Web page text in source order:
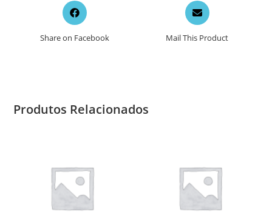
Opens
in
new
Share on Facebook
Opens
in
a
new
Mail This Product
Produtos Relacionados